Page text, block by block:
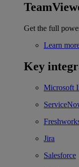
Get the full
Learn
Key
Microsoft
Jira
Salesforce